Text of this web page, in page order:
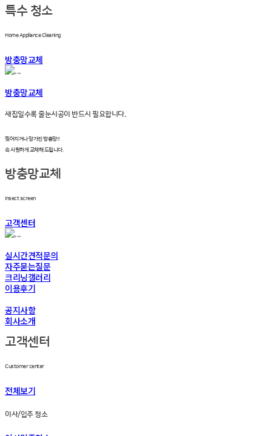
특수 청소
Home Appliance Cleaning
방충망교체
방충망교체
새집일수록 줄눈시공이 반드시 필요합니다.
찢어지거나 망가진 방충망!!
속 시원하게 교채해 드립니다.
방충망교체
Insect screen
고객센터
실시간견적문의
자주묻는질문
크리닝갤러리
이용후기
공지사항
회사소개
고객센터
Customer center
전체보기
이사/입주 청소